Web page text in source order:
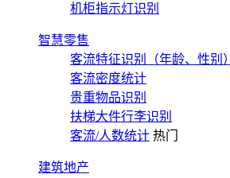
机柜指示灯识别
智慧零售
客流特征识别（年龄、性别）
客流密度统计
贵重物品识别
扶梯大件行李识别
客流/人数统计 热门
建筑地产